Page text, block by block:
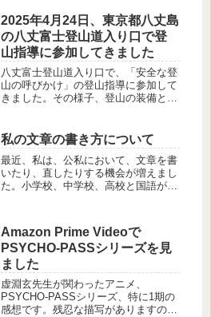
2025年4月24日、東京都八丈島
の八丈富士登山道入り口で登
山指導に参加してきました
八丈富士登山道入り口で、「安全な登
山の呼びかけ」の登山指導に参加して
きました。その様子、登山の装備と登
私の文章の書き方について
最近、私は、公私において、文章を書
いたり、直したりする機会が増えまし
た。小学校、中学校、高校と国語が苦
Amazon Prime Videoで
PSYCHO-PASSシリーズを見
ました
虚淵玄先生が関わったアニメ、
PSYCHO-PASSシリーズ、特に1期の
感想です。残忍な描写がありますの